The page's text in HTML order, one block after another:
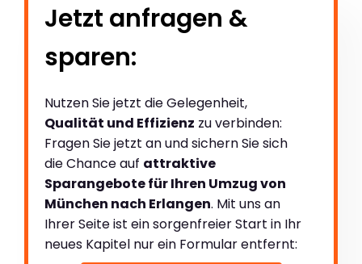
Jetzt anfragen &
sparen:
Nutzen Sie jetzt die Gelegenheit,
Qualität und Effizienz zu verbinden:
Fragen Sie jetzt an und sichern Sie sich
die Chance auf attraktive
Sparangebote für Ihren Umzug von
München nach Erlangen. Mit uns an
Ihrer Seite ist ein sorgenfreier Start in Ihr
neues Kapitel nur ein Formular entfernt: